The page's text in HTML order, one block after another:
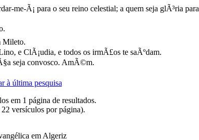
me-Ã¡ para o seu reino celestial; a quem seja glÃ³ria para
Mileto.
e ClÃ¡udia, e todos os irmÃ£os te saÃºdam.
seja convosco. AmÃ©m.
à última pesquisa
em 1 página de resultados.
versículos por página).
em Algeriz